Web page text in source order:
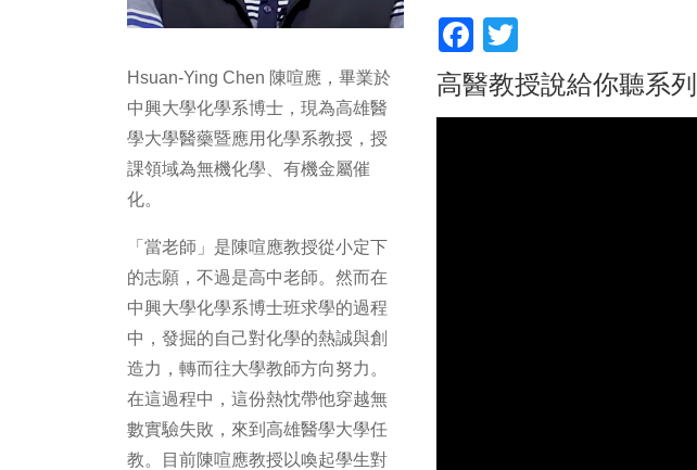
Hsuan-Ying Chen 陳喧應，畢業於
中興大學化學系博士，現為高雄醫
學大學醫藥暨應用化學系教授，授
課領域為無機化學、有機金屬催
化。
「當老師」是陳喧應教授從小定下
的志願，不過是高中老師。然而在
中興大學化學系博士班求學的過程
中，發掘的自己對化學的熱誠與創
造力，轉而往大學教師方向努力。
在這過程中，這份熱忱帶他穿越無
數實驗失敗，來到高雄醫學大學任
教。目前陳喧應教授以喚起學生對
Facebook
高醫教授說給你聽系